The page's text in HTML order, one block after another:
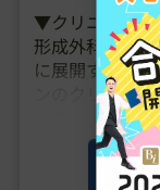
▼クリニックの
形成外科専門
に展開する保
ンのクリニッ
「ファスト美
いやすい価格
くりを行い、